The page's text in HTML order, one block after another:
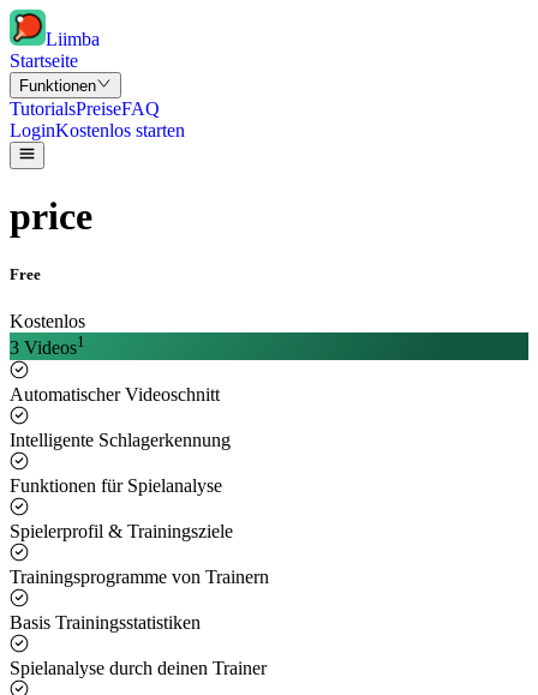
Liimba
Startseite
Funktionen
TutorialsPreiseFAQ
LoginKostenlos starten
price
Free
Kostenlos
3 Videos1
Automatischer Videoschnitt
Intelligente Schlagerkennung
Funktionen für Spielanalyse
Spielerprofil & Trainingsziele
Trainingsprogramme von Trainern
Basis Trainingsstatistiken
Spielanalyse durch deinen Trainer